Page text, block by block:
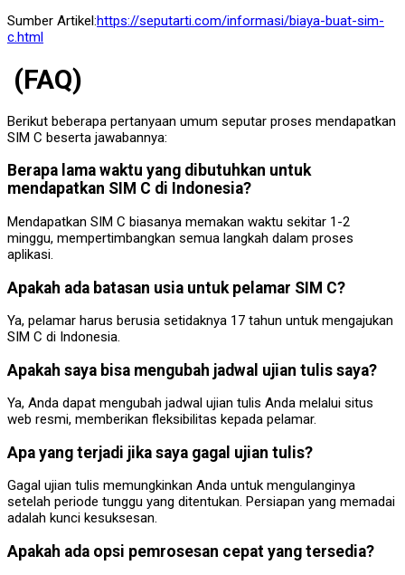
Sumber Artikel:https://seputarti.com/informasi/biaya-buat-sim-
c.html
(FAQ)
Berikut beberapa pertanyaan umum seputar proses mendapatkan
SIM C beserta jawabannya:
Berapa lama waktu yang dibutuhkan untuk
mendapatkan SIM C di Indonesia?
Mendapatkan SIM C biasanya memakan waktu sekitar 1-2
minggu, mempertimbangkan semua langkah dalam proses
aplikasi.
Apakah ada batasan usia untuk pelamar SIM C?
Ya, pelamar harus berusia setidaknya 17 tahun untuk mengajukan
SIM C di Indonesia.
Apakah saya bisa mengubah jadwal ujian tulis saya?
Ya, Anda dapat mengubah jadwal ujian tulis Anda melalui situs
web resmi, memberikan fleksibilitas kepada pelamar.
Apa yang terjadi jika saya gagal ujian tulis?
Gagal ujian tulis memungkinkan Anda untuk mengulanginya
setelah periode tunggu yang ditentukan. Persiapan yang memadai
adalah kunci kesuksesan.
Apakah ada opsi pemrosesan cepat yang tersedia?